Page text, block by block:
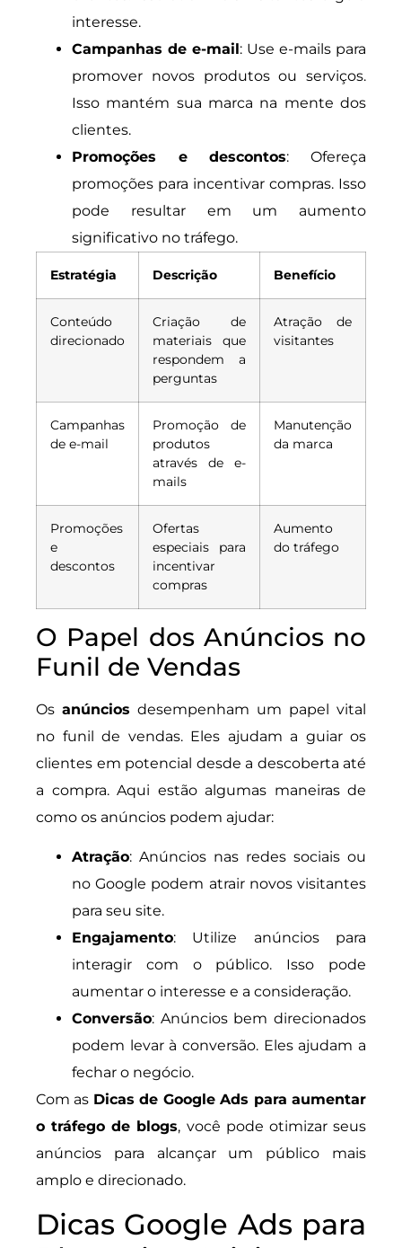
interesse.
Campanhas de e-mail: Use e-mails para
promover novos produtos ou serviços.
Isso mantém sua marca na mente dos
clientes.
Promoções e descontos: Ofereça
promoções para incentivar compras. Isso
pode resultar em um aumento
significativo no tráfego.
Estratégia Descrição Benefício
Conteúdo
direcionado
Criação de
materiais que
respondem a
perguntas
Atração de
visitantes
Campanhas
de e-mail
Promoção de
produtos
através de e-
mails
Manutenção
da marca
Promoções
e
descontos
Ofertas
especiais para
incentivar
compras
Aumento
do tráfego
O Papel dos Anúncios no
Funil de Vendas
Os anúncios desempenham um papel vital
no funil de vendas. Eles ajudam a guiar os
clientes em potencial desde a descoberta até
a compra. Aqui estão algumas maneiras de
como os anúncios podem ajudar:
Atração: Anúncios nas redes sociais ou
no Google podem atrair novos visitantes
para seu site.
Engajamento: Utilize anúncios para
interagir com o público. Isso pode
aumentar o interesse e a consideração.
Conversão: Anúncios bem direcionados
podem levar à conversão. Eles ajudam a
fechar o negócio.
Com as Dicas de Google Ads para aumentar
o tráfego de blogs, você pode otimizar seus
anúncios para alcançar um público mais
amplo e direcionado.
Dicas Google Ads para